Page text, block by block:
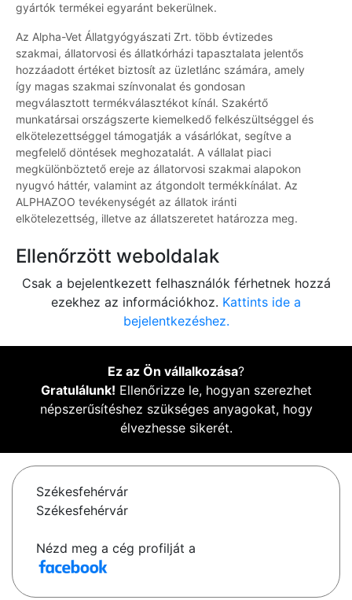
gyártók termékei egyaránt bekerülnek.
Az Alpha-Vet Állatgyógyászati Zrt. több évtizedes
szakmai, állatorvosi és állatkórházi tapasztalata jelentős
hozzáadott értéket biztosít az üzletlánc számára, amely
így magas szakmai színvonalat és gondosan
megválasztott termékválasztékot kínál. Szakértő
munkatársai országszerte kiemelkedő felkészültséggel és
elkötelezettséggel támogatják a vásárlókat, segítve a
megfelelő döntések meghozatalát. A vállalat piaci
megkülönböztető ereje az állatorvosi szakmai alapokon
nyugvó háttér, valamint az átgondolt termékkínálat. Az
ALPHAZOO tevékenységét az állatok iránti
elkötelezettség, illetve az állatszeretet határozza meg.
Ellenőrzött weboldalak
Csak a bejelentkezett felhasználók férhetnek hozzá
ezekhez az információkhoz. Kattints ide a
bejelentkezéshez.
Ez az Ön vállalkozása?
Gratulálunk! Ellenőrizze le, hogyan szerezhet
népszerűsítéshez szükséges anyagokat, hogy
élvezhesse sikerét.
Székesfehérvár
Székesfehérvár
Nézd meg a cég profilját a